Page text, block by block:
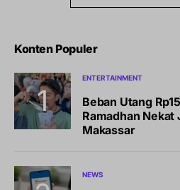
Konten Populer
ENTERTAINMENT
Beban Utang
Ramadhan Nekat
Makassar
NEWS